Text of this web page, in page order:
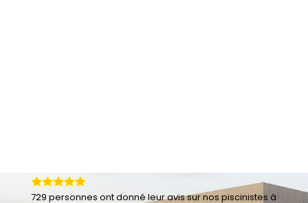
729 personnes ont donné leuravis sur nos piscinistes à